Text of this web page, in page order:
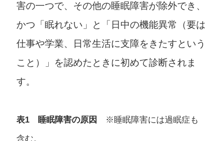
害の一つで、その他の睡眠障害が除外でき、
かつ「眠れない」と「日中の機能異常（要は
仕事や学業、日常生活に支障をきたすという
こと）」を認めたときに初めて診断されま
す。
表1 睡眠障害の原因
※睡眠障害には過眠症も
含む。